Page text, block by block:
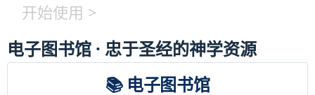
开始使用 >
电子图书馆 · 忠于圣经的神学资源
📚 电子图书馆